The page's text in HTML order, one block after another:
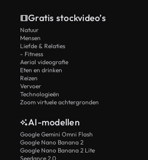
Gratis stockvideo’s
Natuur
Mensen
Liefde & Relaties
- Fitness
Aerial videografie
Eten en drinken
Reizen
Vervoer
Technologieën
Zoom virtuele achtergronden
AI-modellen
Google Gemini Omni Flash
Google Nano Banana 2
Google Nano Banana 2 Lite
Seedance 2.0